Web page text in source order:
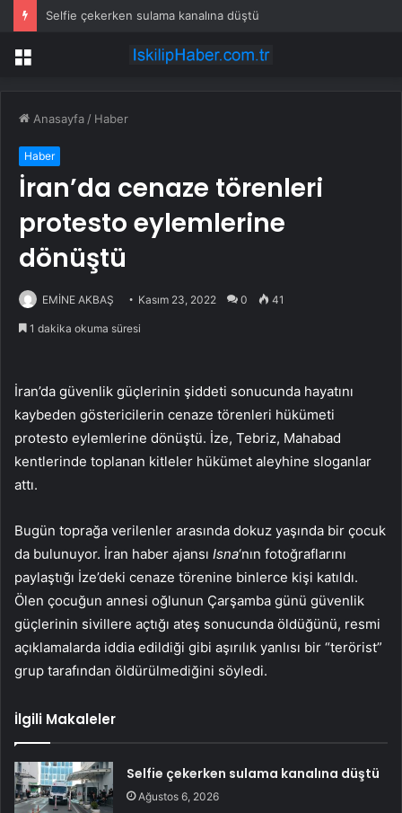
Selfie çekerken sulama kanalına düştü
Menü
Anasayfa / Haber
Haber
İran’da cenaze törenleri
protesto eylemlerine
dönüştü
EMİNE AKBAŞ Kasım 23, 2022 0 41
1 dakika okuma süresi
İran’da güvenlik güçlerinin şiddeti sonucunda hayatını
kaybeden göstericilerin cenaze törenleri hükümeti
protesto eylemlerine dönüştü. İze, Tebriz, Mahabad
kentlerinde toplanan kitleler hükümet aleyhine sloganlar
attı.
Bugün toprağa verilenler arasında dokuz yaşında bir çocuk
da bulunuyor. İran haber ajansı Isna‘nın fotoğraflarını
paylaştığı İze’deki cenaze törenine binlerce kişi katıldı.
Ölen çocuğun annesi oğlunun Çarşamba günü güvenlik
güçlerinin sivillere açtığı ateş sonucunda öldüğünü, resmi
açıklamalarda iddia edildiği gibi aşırılık yanlısı bir “terörist”
grup tarafından öldürülmediğini söyledi.
İlgili Makaleler
Selfie çekerken sulama kanalına düştü
Ağustos 6, 2026